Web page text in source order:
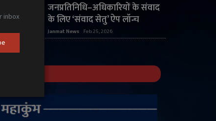
inbox
जनप्रतिनिधि–अधिकारियों के संवाद
के लिए ‘संवाद सेतु’ ऐप लॉन्च
Janmat News Feb 25, 2026